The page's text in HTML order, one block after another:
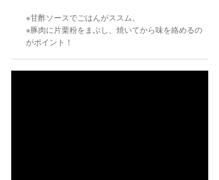
※甘酢ソースでごはんがススム。
※豚肉に片栗粉をまぶし、焼いてから味を絡めるの
がポイント！